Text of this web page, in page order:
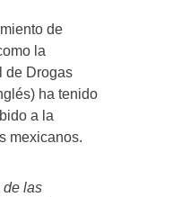
de
la
de Drogas
ha tenido
a la
mexicanos.
de las